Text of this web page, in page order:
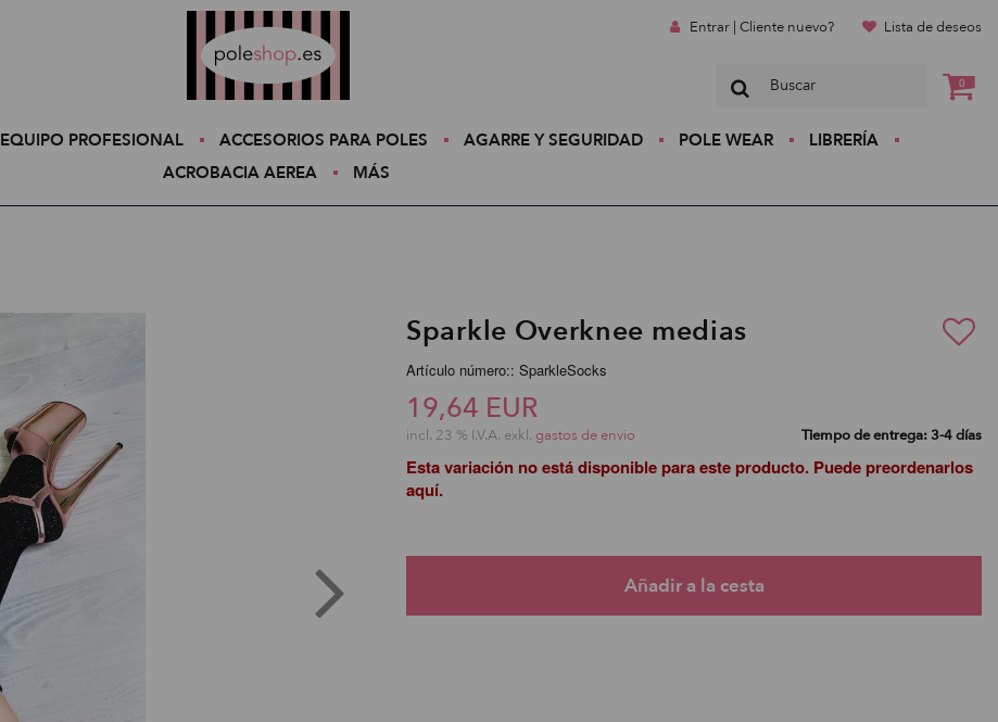
Entrar | Cliente nuevo? Lista de deseos
0
EQUIPO PROFESIONAL ACCESORIOS PARA POLES AGARRE Y SEGURIDAD POLE WEAR
LIBRERÍA
ACROBACIA AEREA
MÁS
Sparkle Overknee medias
Artículo número:: SparkleSocks
19,64 EUR
incl. 23 % I.V.A. exkl. gastos de envio Tiempo de entrega: 3-4 días
Esta variación no está disponible para este producto. Puede preordenarlos
aquí.